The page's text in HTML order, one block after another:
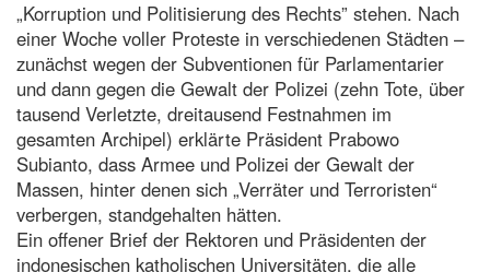
„Korruption und Politisierung des Rechts” stehen. Nach
einer Woche voller Proteste in verschiedenen Städten –
zunächst wegen der Subventionen für Parlamentarier
und dann gegen die Gewalt der Polizei (zehn Tote, über
tausend Verletzte, dreitausend Festnahmen im
gesamten Archipel) erklärte Präsident Prabowo
Subianto, dass Armee und Polizei der Gewalt der
Massen, hinter denen sich „Verräter und Terroristen“
verbergen, standgehalten hätten.
Ein offener Brief der Rektoren und Präsidenten der
indonesischen katholischen Universitäten, die alle